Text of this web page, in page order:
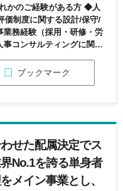
かのご経験がある方 ◆人
価制度に関する設計/保守/
務経験（採用・研修・労
コンサルティングに関す
スキル・経
格者歓迎
ブックマーク
せた配属決定でス
No.1を誇る単身者
メイン事業とし、